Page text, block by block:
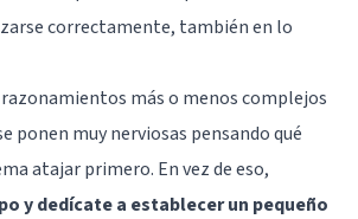
correctamente, también en lo
más o menos complejos
ponen muy nerviosas pensando qué
atajar primero. En vez de eso,
y dedícate a establecer un pequeño